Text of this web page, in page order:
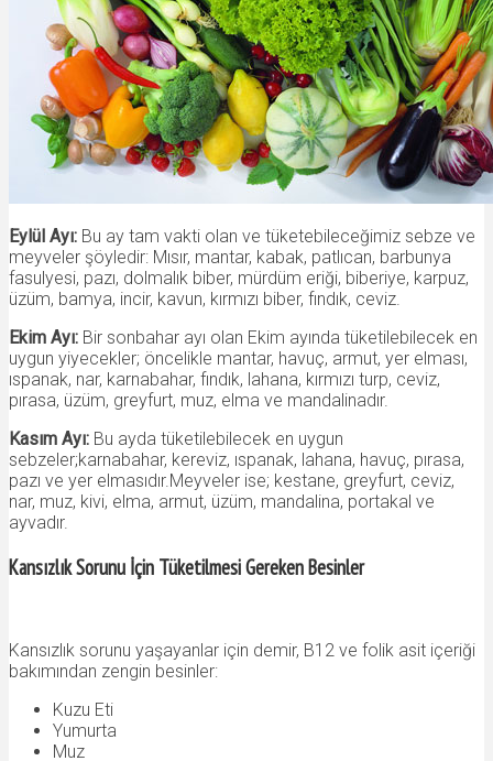
Eylül Ayı: Bu ay tam vakti olan ve tüketebileceğimiz sebze ve
meyveler şöyledir: Mısır, mantar, kabak, patlıcan, barbunya
fasulyesi, pazı, dolmalık biber, mürdüm eriği, biberiye, karpuz,
üzüm, bamya, incir, kavun, kırmızı biber, fındık, ceviz.
Ekim Ayı: Bir sonbahar ayı olan Ekim ayında tüketilebilecek en
uygun yiyecekler; öncelikle mantar, havuç, armut, yer elması,
ıspanak, nar, karnabahar, fındık, lahana, kırmızı turp, ceviz,
pırasa, üzüm, greyfurt, muz, elma ve mandalinadır.
Kasım Ayı: Bu ayda tüketilebilecek en uygun
sebzeler;karnabahar, kereviz, ıspanak, lahana, havuç, pırasa,
pazı ve yer elmasıdır.Meyveler ise; kestane, greyfurt, ceviz,
nar, muz, kivi, elma, armut, üzüm, mandalina, portakal ve
ayvadır.
Kansızlık Sorunu İçin Tüketilmesi Gereken Besinler
Kansızlık sorunu yaşayanlar için demir, B12 ve folik asit içeriği
bakımından zengin besinler:
Kuzu Eti
Yumurta
Muz